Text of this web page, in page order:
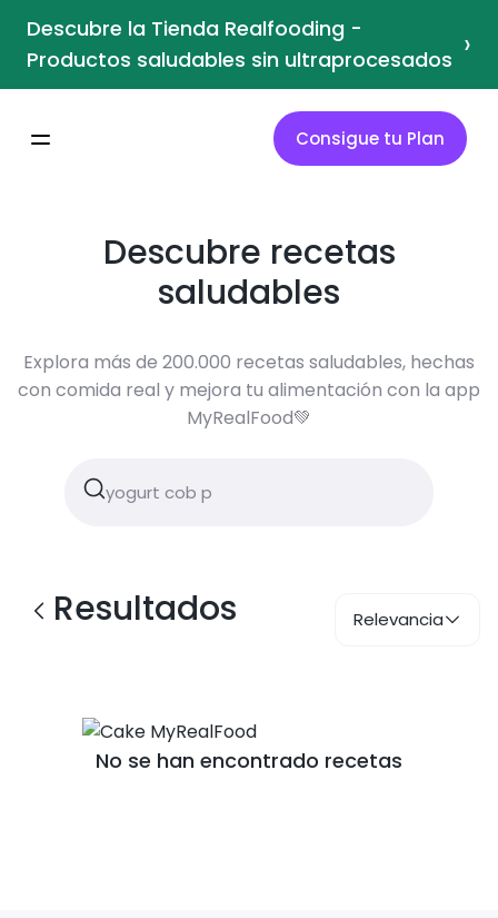
Descubre la Tienda Realfooding -
Productos saludables sin ultraprocesados ›
Consigue tu Plan
Descubre recetas
saludables
Explora más de 200.000 recetas saludables, hechas
con comida real y mejora tu alimentación con la app
MyRealFood💚
Resultados Relevancia
No se han encontrado recetas